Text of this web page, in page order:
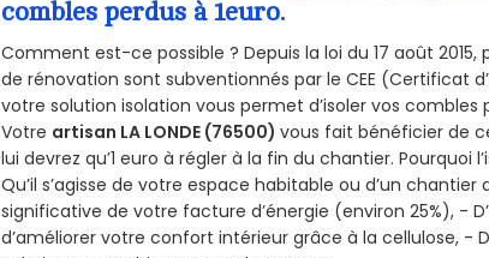
combles perdus à 1euro.
Comment est-ce possible ? Depuis la loi du 17 août
de rénovation sont subventionnés par le CEE (Certificat
votre solution isolation vous permet d’isoler vos
Votre artisan LA LONDE (76500)vous fait bénéficier de
lui devrez qu’1 euro à régler à la fin du chantier. Pourquoi
Qu’il s’agisse de votre espace habitable ou d’un
significative de votre facture d’énergie (environ 25%), -
d’améliorer votre confort intérieur grâce à la cellulose, -